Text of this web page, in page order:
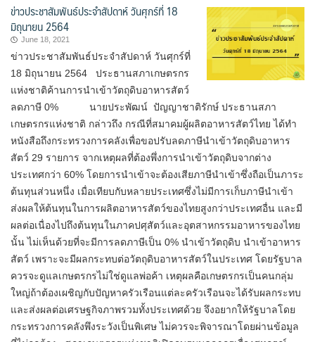
ข่าวประชาสัมพันธ์ประจำสัปดาห์ วันศุกร์ที่ 18
มิถุนายน 2564
June 18, 2021
ข่าวประชาสัมพันธ์ประจำสัปดาห์ วันศุกร์ที่
18 มิถุนายน 2564 ประธานสภาเกษตรกร
แห่งชาติค้านการนำเข้าวัตถุดิบอาหารสัตว์
ลดภาษี 0% นายประพัฒน์ ปัญญาชาติรักษ์ ประธานสภา
เกษตรกรแห่งชาติ กล่าวถึง กรณีที่สมาคมผู้ผลิตอาหารสัตว์ไทย ได้ทำ
หนังสือถึงกระทรวงการคลังเพื่อขอปรับลดภาษีนำเข้าวัตถุดิบอาหาร
สัตว์ 29 รายการ จากเหตุผลที่ต้องพึ่งการนำเข้าวัตถุดิบจากต่าง
ประเทศกว่า 60% โดยการนำเข้าจะต้องเสียภาษีนำเข้าซึ่งถือเป็นภาระ
ต้นทุนส่วนหนึ่ง เมื่อเทียบกับหลายประเทศซึ่งไม่มีการเก็บภาษีนำเข้า
ส่งผลให้ต้นทุนในการผลิตอาหารสัตว์ของไทยสูงกว่าประเทศอื่น และมี
ผลต่อเนื่องไปถึงต้นทุนในภาคปศุสัตว์และอุตสาหกรรมอาหารของไทย
นั้น ไม่เห็นด้วยที่จะมีการลดภาษีเป็น 0% นำเข้าวัตถุดิบ นำเข้าอาหาร
สัตว์ เพราะจะมีผลกระทบต่อวัตถุดิบอาหารสัตว์ในประเทศ โดยรัฐบาล
ควรจะดูแลเกษตรกรไม่ใช่ดูแลพ่อค้า เหตุผลคือเกษตรกรเป็นคนกลุ่ม
ใหญ่ถ้าต้องเผชิญกับปัญหาครัวเรือนแต่ละครัวเรือนจะได้รับผลกระทบ
และส่งผลต่อเศรษฐกิจภาพรวมทั้งประเทศด้วย จึงอยากให้รัฐบาลโดย
กระทรวงการคลังพึงระวังเป็นพิเศษ ไม่ควรจะพิจารณาโดยผ่านข้อมูล